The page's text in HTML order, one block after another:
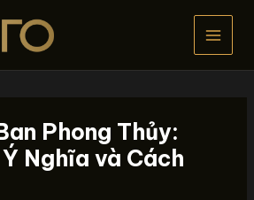
Phong Thủy:
Nghĩa và Cách